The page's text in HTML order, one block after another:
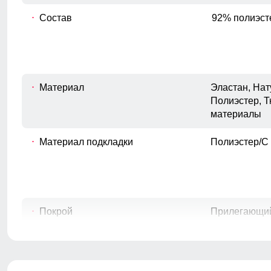
Измеряется от верхней точки плеча до
груди.
Расстояние от плечевого шва до
Внутренний шов рукава
F
Измеряется по самым широким
Состав 92%
Материал
Эластан,
Полиэстер,
материалы
Материал подкладки Полиэстер/С
Покрой